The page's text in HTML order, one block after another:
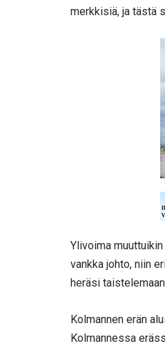
merkkisiä, ja tästä
Ylivoima
vankka johto, niin
heräsi
Kolmannen erän
Kolmannessa